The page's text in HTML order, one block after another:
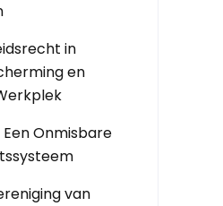
in
en
Onmisbare
van